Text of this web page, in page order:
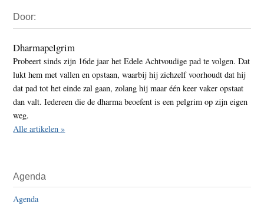
Sidebar
Door:
Dharmapelgrim
Probeert sinds zijn 16de jaar het Edele Achtvoudige pad te volgen. Dat
lukt hem met vallen en opstaan, waarbij hij zichzelf voorhoudt dat hij
dat pad tot het einde zal gaan, zolang hij maar één keer vaker opstaat
dan valt. Iedereen die de dharma beoefent is een pelgrim op zijn eigen
weg.
Alle artikelen »
Agenda
Agenda